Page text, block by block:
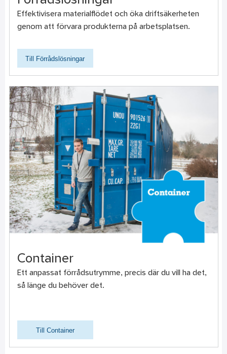
Effektivisera materialflödet och öka driftsäkerheten
genom att förvara produkterna på arbetsplatsen.
Till Förrådslösningar
Container
Ett anpassat förrådsutrymme, precis där du vill ha det,
så länge du behöver det.
Till Container